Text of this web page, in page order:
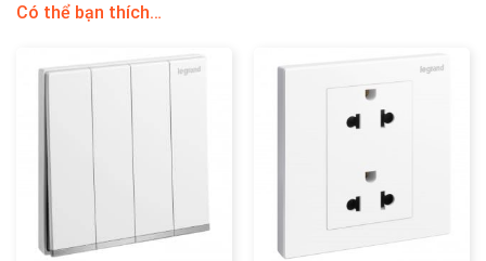
Có thể bạn thích…